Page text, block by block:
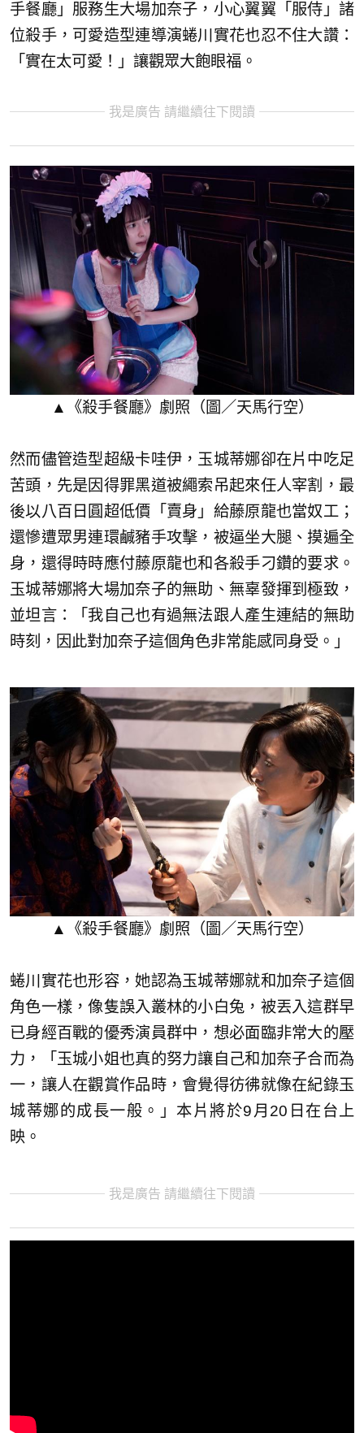
手餐廳」服務生大場加奈子，小心翼翼「服侍」諸
位殺手，可愛造型連導演蜷川實花也忍不住大讚：
「實在太可愛！」讓觀眾大飽眼福。
我是廣告 請繼續往下閱讀
▲《殺手餐廳》劇照（圖／天馬行空）
然而儘管造型超級卡哇伊，玉城蒂娜卻在片中吃足
苦頭，先是因得罪黑道被繩索吊起來任人宰割，最
後以八百日圓超低價「賣身」給藤原龍也當奴工；
還慘遭眾男連環鹹豬手攻擊，被逼坐大腿、摸遍全
身，還得時時應付藤原龍也和各殺手刁鑽的要求。
玉城蒂娜將大場加奈子的無助、無辜發揮到極致，
並坦言：「我自己也有過無法跟人產生連結的無助
時刻，因此對加奈子這個角色非常能感同身受。」
▲《殺手餐廳》劇照（圖／天馬行空）
蜷川實花也形容，她認為玉城蒂娜就和加奈子這個
角色一樣，像隻誤入叢林的小白兔，被丟入這群早
已身經百戰的優秀演員群中，想必面臨非常大的壓
力，「玉城小姐也真的努力讓自己和加奈子合而為
一，讓人在觀賞作品時，會覺得彷彿就像在紀錄玉
城蒂娜的成長一般。」本片將於9月20日在台上
映。
我是廣告 請繼續往下閱讀